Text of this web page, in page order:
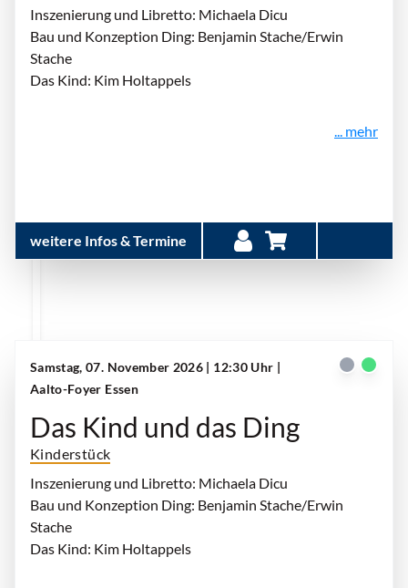
Inszenierung und Libretto: Michaela Dicu
Bau und Konzeption Ding: Benjamin Stache/Erwin
Stache
Das Kind: Kim Holtappels
... mehr
weitere Infos & Termine
Samstag, 07. November 2026 | 12:30 Uhr |
Aalto-Foyer Essen
Das Kind und das Ding
Kinderstück
Inszenierung und Libretto: Michaela Dicu
Bau und Konzeption Ding: Benjamin Stache/Erwin
Stache
Das Kind: Kim Holtappels